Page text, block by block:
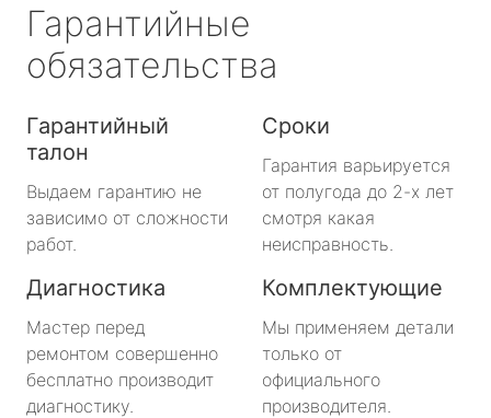
Гарантийные
обязательства
Гарантийный
талон
Выдаем гарантию не
зависимо от сложности
работ.
Сроки
Гарантия варьируется
от полугода до 2-х лет
смотря какая
неисправность.
Диагностика
Мастер перед
ремонтом совершенно
бесплатно производит
диагностику.
Комплектующие
Мы применяем детали
только от
официального
производителя.